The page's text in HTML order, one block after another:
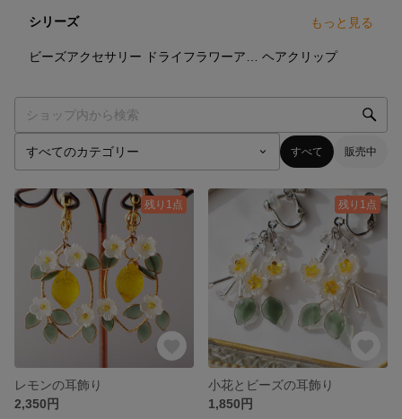
シリーズ もっと見る
ビーズアクセサリー ヘアクリップ
すべて 販売中
残り1点
レモンの耳飾り
2,350円
残り1点
小花とビーズの耳飾り
1,850円